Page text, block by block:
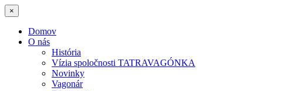
×
Domov
O nás
História
Vízia spoločnosti TATRAVAGÓNKA
Novinky
Vagonár